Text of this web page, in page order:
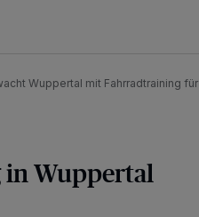
Wuppertal​ mit Fahrradtraining
Wuppertal